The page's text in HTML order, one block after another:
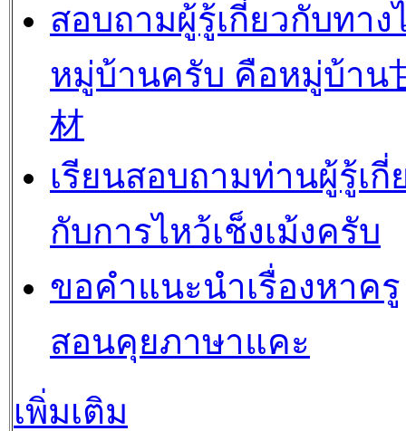
สอบถามผู้รู้เกี่ยวกับทาง
หมู่บ้านครับ คือหมู่บ้าน
材
เรียนสอบถามท่านผู้รู้เกี่
กับการไหว้เช็งเม้งครับ
ขอคำแนะนำเรื่องหาครู
สอนคุยภาษาแคะ
เพิ่มเติม